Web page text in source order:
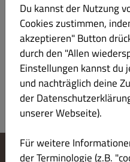
Weiter
Ihre IP-Adresse (216.73.217.130)
gespeichert.
Du kannst der Nutzung
Cookies zustimmen,
akzeptieren" Button
durch den "Allen
Einstellungen kannst du
und nachträglich deine
der
unserer Webseite).
Für weitere
der Terminologie (z.B.